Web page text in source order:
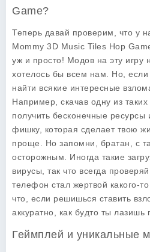
Game?
Теперь давай проверим, что у
Mommy 3D Music Tiles Hop
уж и просто! Модов на эту игру
хотелось бы всем нам. Но,
найти всякие интересные
Например, скачав одну из
получить бесконечные ресурсы
фишку, которая сделает твою
проще. Но запомни, братан, с
осторожным. Иногда такие
вирусы, так что всегда
телефон стал жертвой какого-
что, если решишься ставить
аккуратно, как будто ты
Геймплей и уникальные